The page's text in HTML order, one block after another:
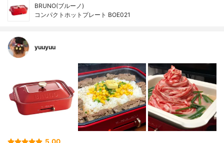
BRUNO(ブルーノ)
コンパクトホットプレート BOE021
yuuyuu